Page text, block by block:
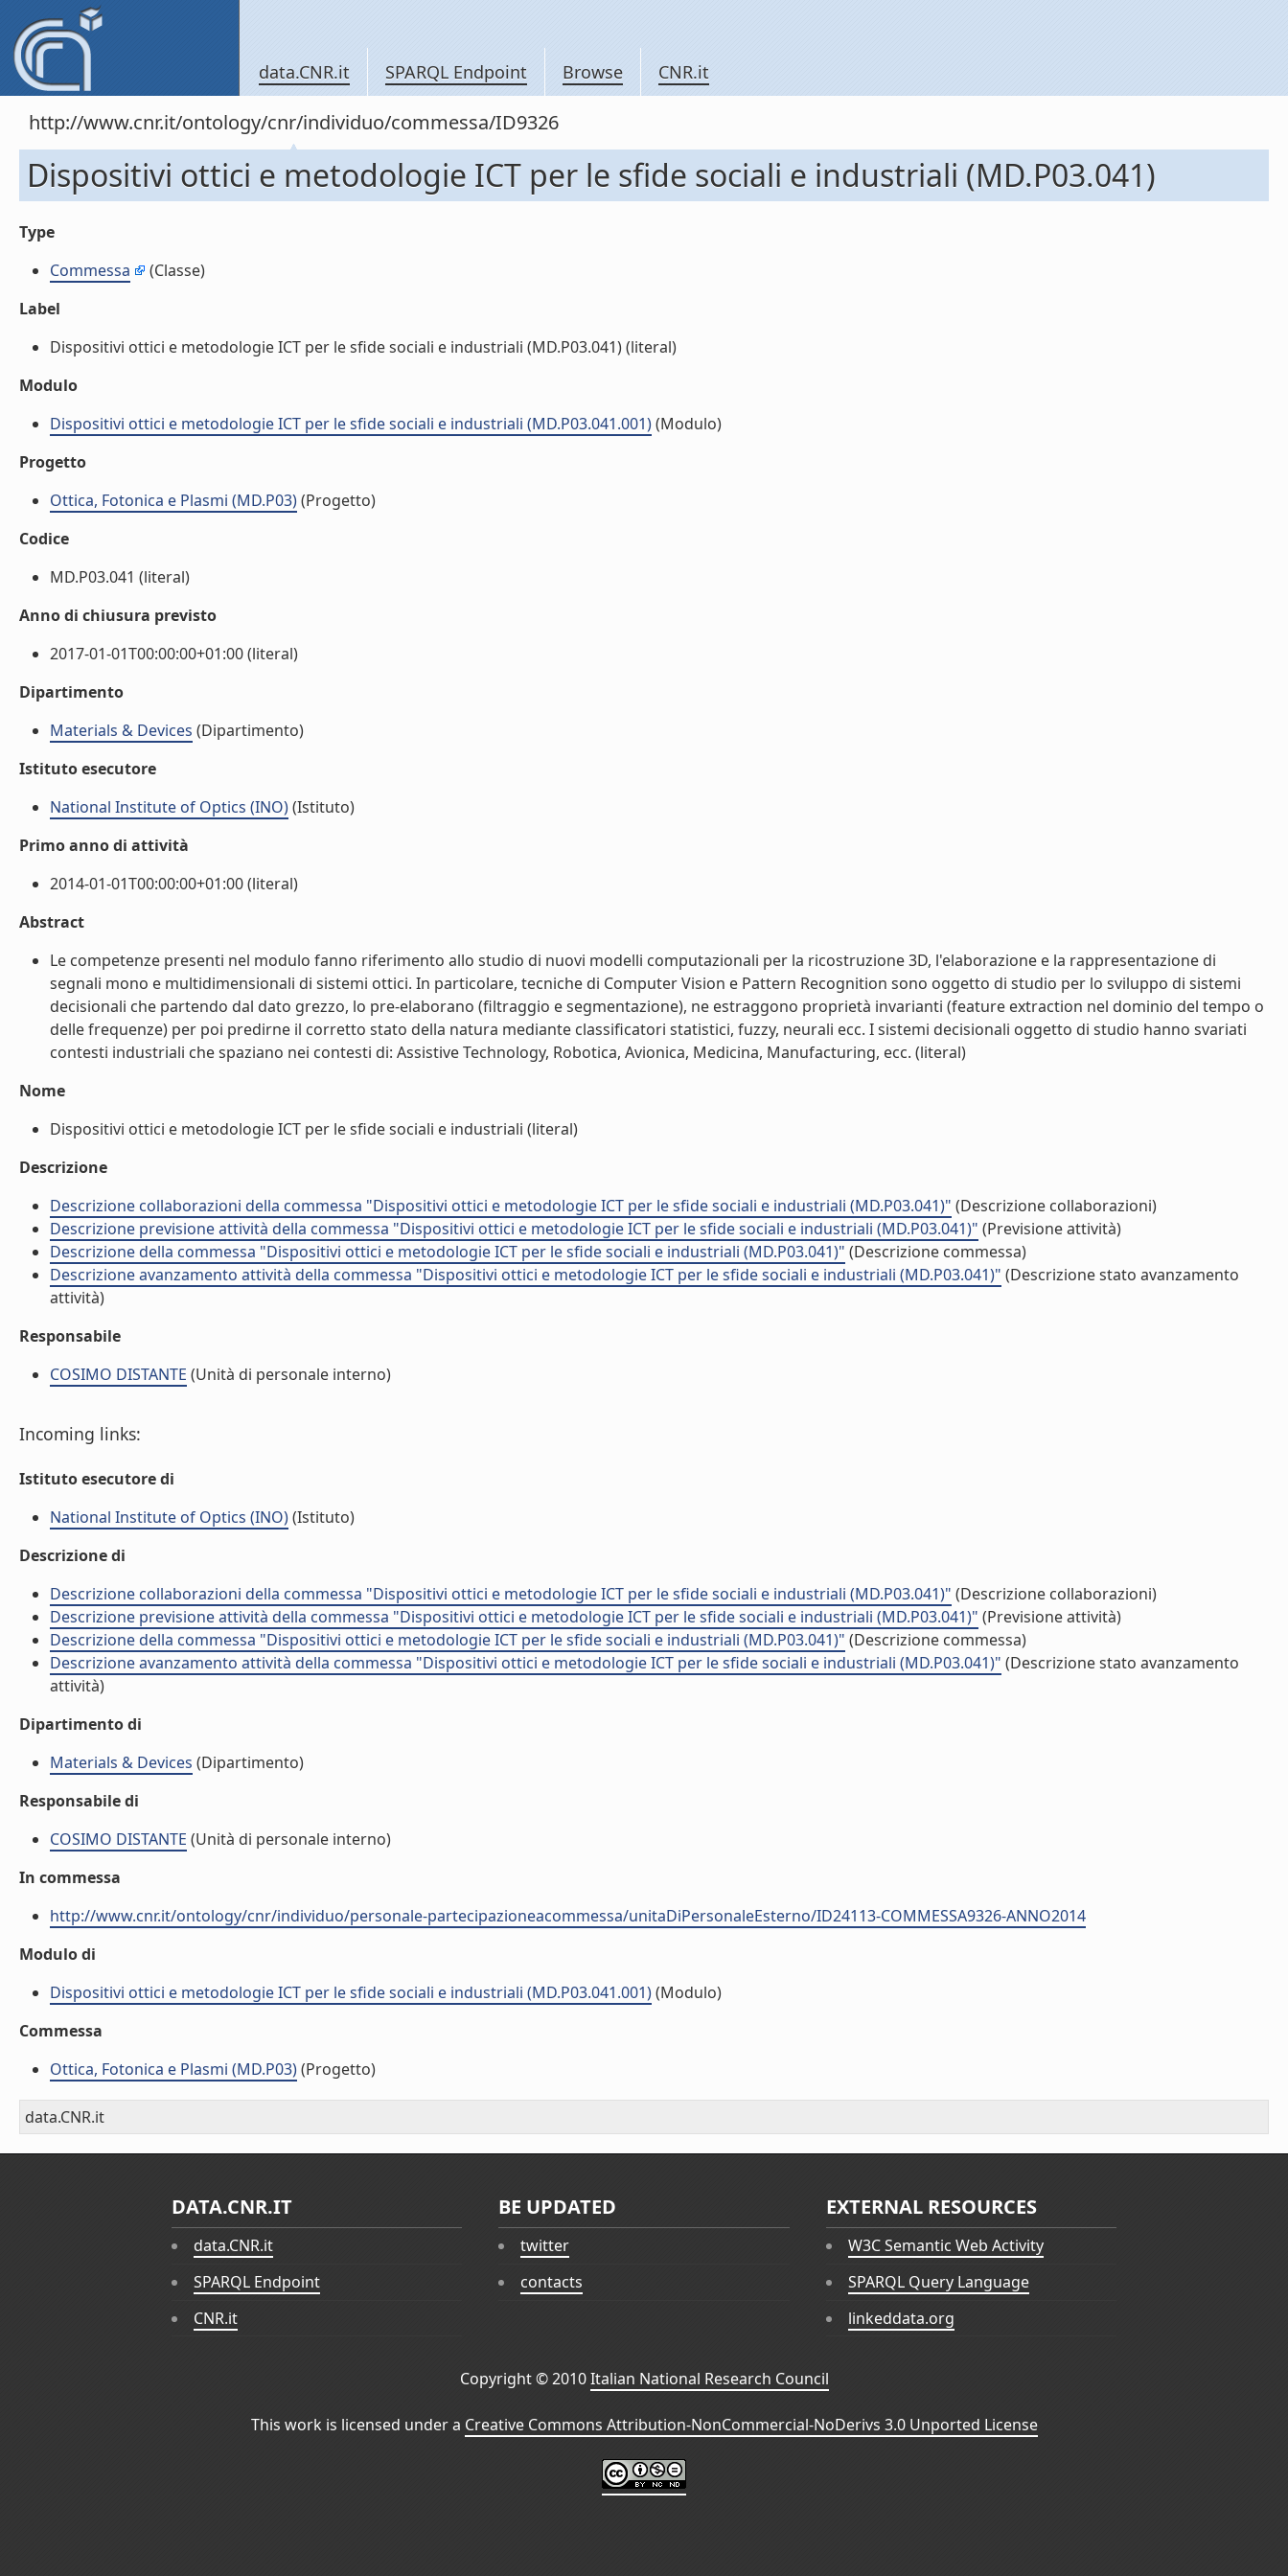
data.CNR.it SPARQL Endpoint Browse CNR.it
http://www.cnr.it/ontology/cnr/individuo/commessa/ID9326
Dispositivi ottici e metodologie ICT per le sfide sociali e industriali (MD.P03.041)
Type
Commessa
(Classe)
Label
Dispositivi ottici e metodologie ICT per le sfide sociali e industriali (MD.P03.041) (literal)
Modulo
Dispositivi ottici e metodologie ICT per le sfide sociali e industriali (MD.P03.041.001)(Modulo)
Progetto
Ottica, Fotonica e Plasmi (MD.P03)(Progetto)
Codice
MD.P03.041 (literal)
Anno di chiusura previsto
2017-01-01T00:00:00+01:00 (literal)
Dipartimento
Materials & Devices (Dipartimento)
Istituto esecutore
National Institute of Optics (INO)(Istituto)
Primo anno di attività
2014-01-01T00:00:00+01:00 (literal)
Abstract
Le competenze presenti nel modulo fanno riferimento allo studio di nuovi modelli computazionali per la ricostruzione 3D, l'elaborazione e la rappresentazione di
segnali mono e multidimensionali di sistemi ottici. In particolare, tecniche di Computer Vision e Pattern Recognition sono oggetto di studio per lo sviluppo di sistemi
decisionali che partendo dal dato grezzo, lo pre-elaborano (filtraggio e segmentazione), ne estraggono proprietà invarianti (feature extraction nel dominio del tempo o
delle frequenze) per poi predirne il corretto stato della natura mediante classificatori statistici, fuzzy, neurali ecc. I sistemi decisionali oggetto di studio hanno svariati
contesti industriali che spaziano nei contesti di: Assistive Technology, Robotica, Avionica, Medicina, Manufacturing, ecc. (literal)
Nome
Dispositivi ottici e metodologie ICT per le sfide sociali e industriali (literal)
Descrizione
Descrizione collaborazioni della commessa "Dispositivi ottici e metodologie ICT per le sfide sociali e industriali (MD.P03.041)" (Descrizione collaborazioni)
Descrizione previsione attività della commessa "Dispositivi ottici e metodologie ICT per le sfide sociali e industriali (MD.P03.041)" (Previsione attività)
Descrizione della commessa "Dispositivi ottici e metodologie ICT per le sfide sociali e industriali (MD.P03.041)" (Descrizione commessa)
Descrizione avanzamento attività della commessa "Dispositivi ottici e metodologie ICT per le sfide sociali e industriali (MD.P03.041)" (Descrizione stato avanzamento
attività)
Responsabile
COSIMO DISTANTE (Unità di personale interno)
Incoming links:
Istituto esecutore di
National Institute of Optics (INO)(Istituto)
Descrizione di
Descrizione collaborazioni della commessa "Dispositivi ottici e metodologie ICT per le sfide sociali e industriali (MD.P03.041)" (Descrizione collaborazioni)
Descrizione previsione attività della commessa "Dispositivi ottici e metodologie ICT per le sfide sociali e industriali (MD.P03.041)" (Previsione attività)
Descrizione della commessa "Dispositivi ottici e metodologie ICT per le sfide sociali e industriali (MD.P03.041)" (Descrizione commessa)
Descrizione avanzamento attività della commessa "Dispositivi ottici e metodologie ICT per le sfide sociali e industriali (MD.P03.041)" (Descrizione stato avanzamento
attività)
Dipartimento di
Materials & Devices (Dipartimento)
Responsabile di
COSIMO DISTANTE (Unità di personale interno)
In commessa
http://www.cnr.it/ontology/cnr/individuo/personale-partecipazioneacommessa/unitaDiPersonaleEsterno/ID24113-COMMESSA9326-ANNO2014
Modulo di
Dispositivi ottici e metodologie ICT per le sfide sociali e industriali (MD.P03.041.001)(Modulo)
Commessa
Ottica, Fotonica e Plasmi (MD.P03)(Progetto)
data.CNR.it
DATA.CNR.IT
data.CNR.it
SPARQL Endpoint
CNR.it
BE UPDATED
twitter
contacts
EXTERNAL RESOURCES
W3C Semantic Web Activity
SPARQL Query Language
linkeddata.org
Copyright © 2010Italian National Research Council
This work is licensed under a Creative Commons Attribution-NonCommercial-NoDerivs 3.0 Unported License